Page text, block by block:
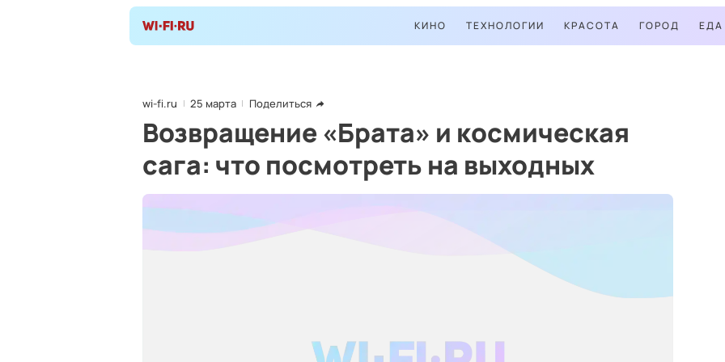
КИНО ТЕХНОЛОГИИ КРАСОТА ГОРОД ЕДА
wi-fi.ru 25 марта Поделиться
Возвращение «Брата» и космическая
сага: что посмотреть на выходных